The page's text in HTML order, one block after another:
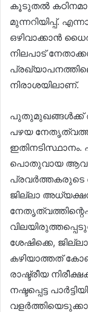
കൂടുതല്‍
മുന്നറിയിപ്പ്.
ഒഴിവാക്കാന്‍
നിലപാട്
നിരാശയിലാണ്.
പുതുമുഖങ്ങള്‍ക്ക്
പഴയ
പൊതുവായ
പ്രവര്‍ത്തകരുടെ
ജില്ലാ
ശേഷിക്കെ,
കഴിയാത്തത്
രാഷ്ട്രീയ
നഷ്ടപ്പെട്ട